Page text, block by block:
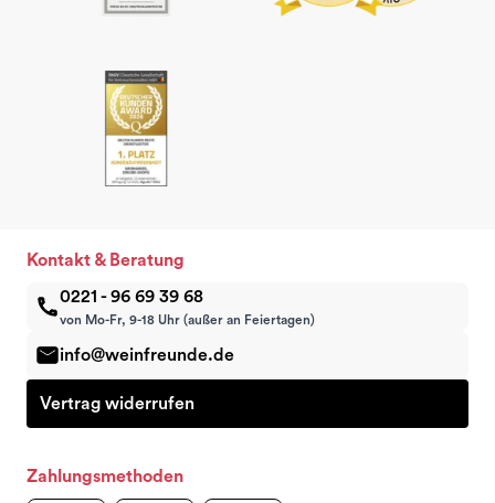
Kontakt & Beratung
0221 - 96 69 39 68
von Mo-Fr, 9-18 Uhr (außer an Feiertagen)
info@weinfreunde.de
Vertrag widerrufen
Zahlungsmethoden